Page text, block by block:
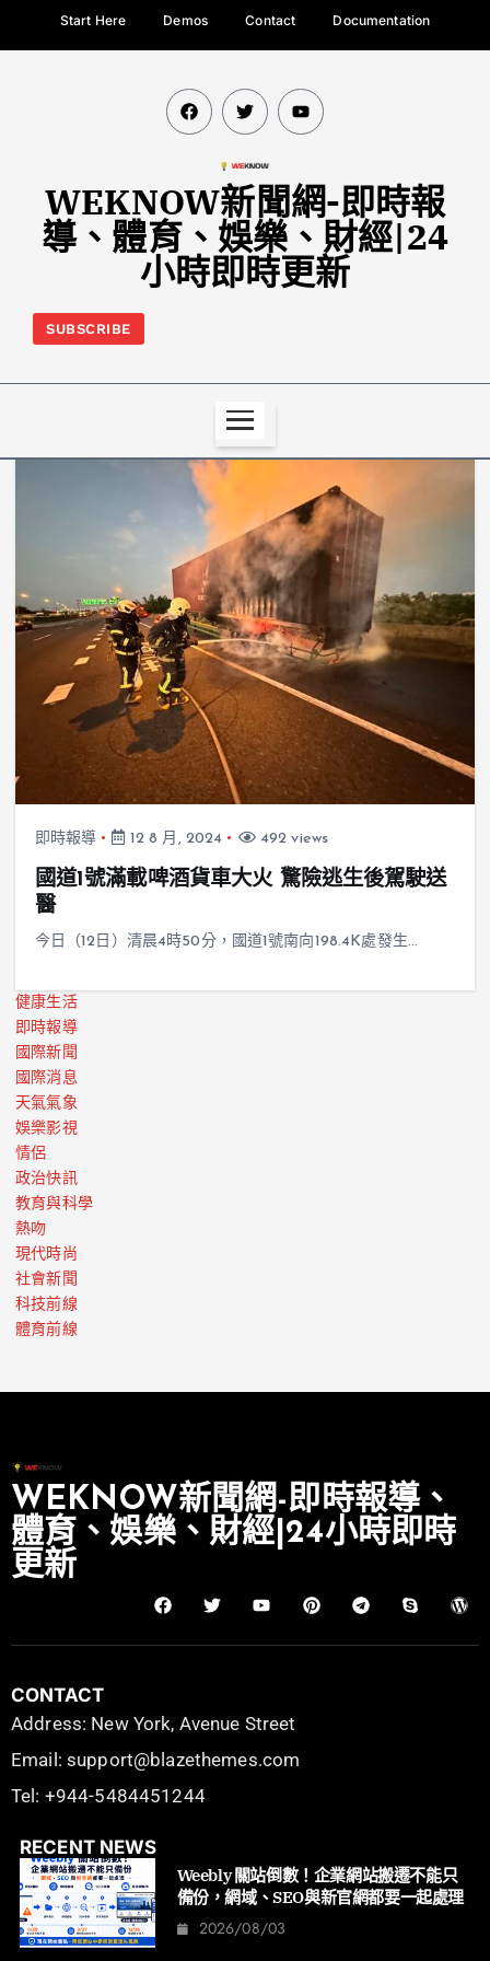
Start Here Demos Contact Documentation
WEKNOW新聞網-即時報
導、體育、娛樂、財經|24
小時即時更新
SUBSCRIBE
即時報導 12 8 月, 2024 492 views
國道1號滿載啤酒貨車大火 驚險逃生後駕駛送
醫
今日（12日）清晨4時50分，國道1號南向198.4K處發生…
健康生活
即時報導
國際新聞
國際消息
天氣氣象
娛樂影視
情侶
政治快訊
教育與科學
熱吻
現代時尚
社會新聞
科技前線
體育前線
WEKNOW新聞網-即時報導、
體育、娛樂、財經|24小時即時
更新
CONTACT
Address: New York, Avenue Street
Email: support@blazethemes.com
Tel: +944-5484451244
RECENT NEWS
Weebly 關站倒數！企業網站搬遷不能只
備份，網域、SEO與新官網都要一起處理
2026/08/03